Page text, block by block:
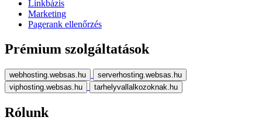
Linkbázis
Marketing
Pagerank ellenőrzés
Prémium szolgáltatások
webhosting.websas.hu
serverhosting.websas.hu
viphosting.websas.hu
tarhelyvallalkozoknak.hu
Rólunk